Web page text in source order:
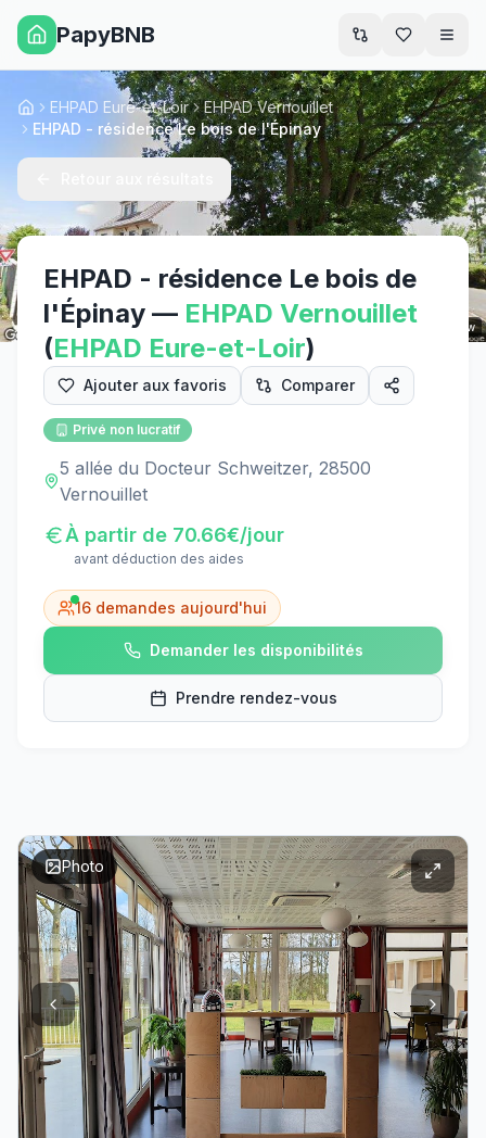
PapyBNB
Street View
AccueilEHPAD Eure-et-Loir
EHPAD Vernouillet
EHPAD - résidence Le bois de l'Épinay
EHPAD - résidence Le bois de
l'Épinay — EHPAD Vernouillet
(EHPAD Eure-et-Loir)
Ajouter aux favoris Comparer
Privé non lucratif
5 allée du Docteur Schweitzer, 28500
Vernouillet
À partir de 70.66€/jour
avant déduction des aides
16 demandes aujourd'hui
Demander les disponibilités
Prendre rendez-vous
Photo